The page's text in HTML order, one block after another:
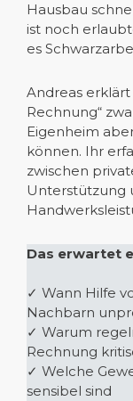
Hausbau
ist noch
es
Andreas
Rechnung“
Eigenheim
können. Ihr
zwischen
Unterstützung
Das erwartet
✓ Wann Hilfe
Nachbarn
✓ Warum
Rechnung
✓ Welche
sensibel sind